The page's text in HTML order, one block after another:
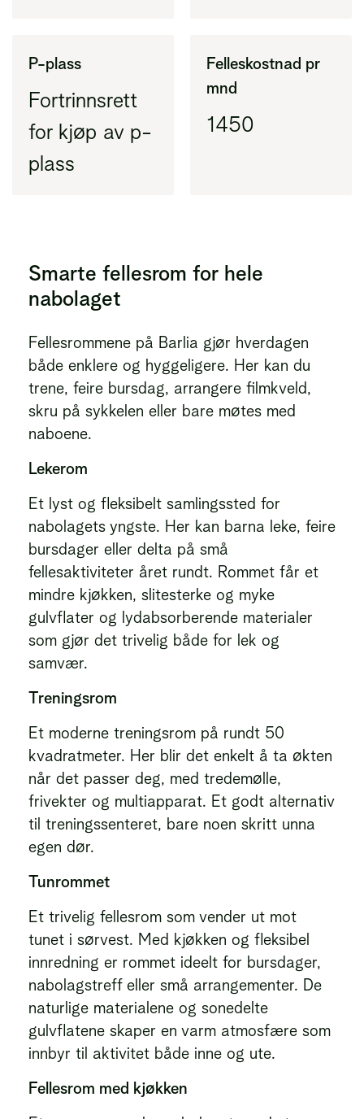
P-plass
Fortrinnsrett
for kjøp av p-
plass
Felleskostnad pr
mnd
1450
Smarte fellesrom for hele
nabolaget
Fellesrommene på Barlia gjør hverdagen
både enklere og hyggeligere. Her kan du
trene, feire bursdag, arrangere filmkveld,
skru på sykkelen eller bare møtes med
naboene.
Lekerom
Et lyst og fleksibelt samlingssted for
nabolagets yngste. Her kan barna leke, feire
bursdager eller delta på små
fellesaktiviteter året rundt. Rommet får et
mindre kjøkken, slitesterke og myke
gulvflater og lydabsorberende materialer
som gjør det trivelig både for lek og
samvær.
Treningsrom
Et moderne treningsrom på rundt 50
kvadratmeter. Her blir det enkelt å ta økten
når det passer deg, med tredemølle,
frivekter og multiapparat. Et godt alternativ
til treningssenteret, bare noen skritt unna
egen dør.
Tunrommet
Et trivelig fellesrom som vender ut mot
tunet i sørvest. Med kjøkken og fleksibel
innredning er rommet ideelt for bursdager,
nabolagstreff eller små arrangementer. De
naturlige materialene og sonedelte
gulvflatene skaper en varm atmosfære som
innbyr til aktivitet både inne og ute.
Fellesrom med kjøkken